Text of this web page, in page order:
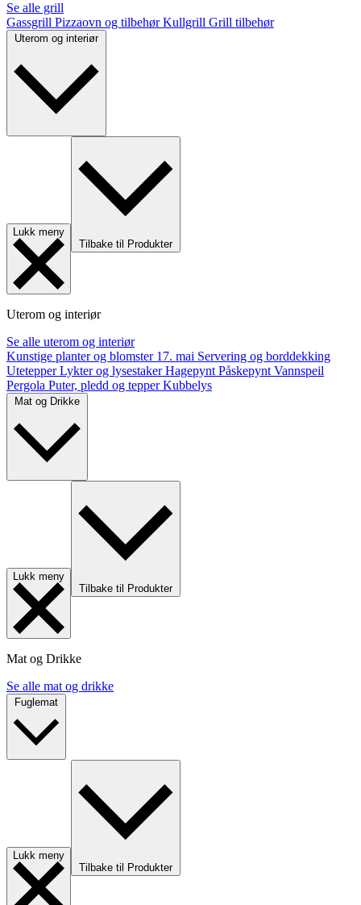
Se alle grill
Gassgrill Pizzaovn og tilbehørKullgrill Grill tilbehør
Uterom og interiør
Lukk meny
Tilbake til Produkter
Uterom og interiør
Se alle uterom og interiør
Kunstige planter og blomster 17. mai Servering og borddekking
UtetepperLykter og lysestakerHagepynt Påskepynt Vannspeil
Pergola Puter, pledd og tepperKubbelys
Lukk meny
Tilbake til Produkter
Mat og Drikke
Se alle mat og drikke
Lukk meny
Tilbake til Produkter